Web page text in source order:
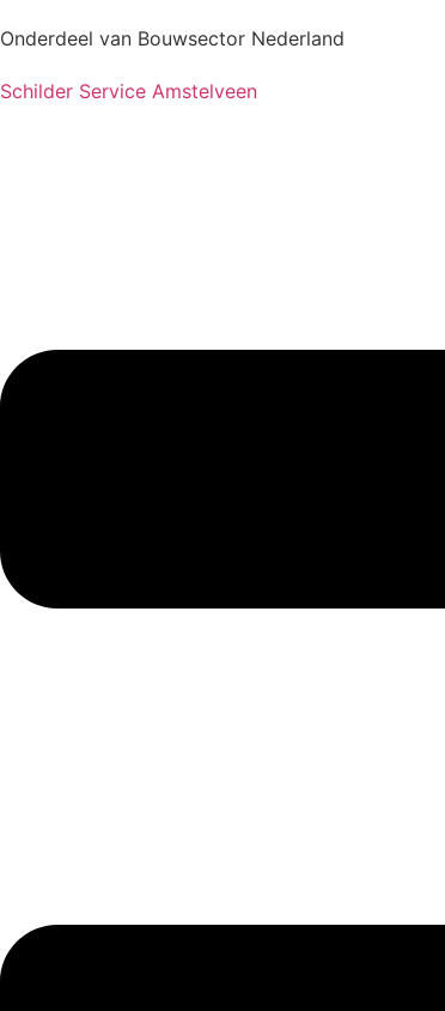
Onderdeel van Bouwsector Nederland
Schilder Service Amstelveen